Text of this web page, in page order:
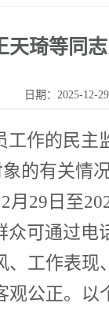
天琦等同
日期：2025-12-
工作的民主
的有关情
月 29 日至
众可通过电
工作表现
公正。以